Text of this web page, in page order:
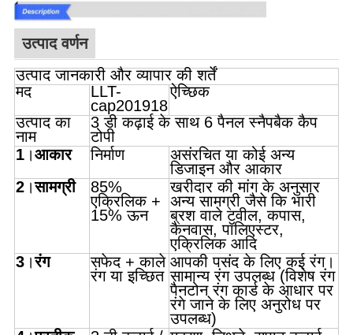
उत्पाद वर्णन
उत्पाद जानकारी और व्यापार की शर्तें
मद
LLT-
cap201918
ऐच्छिक
उत्पाद का
नाम
3 डी कढ़ाई के साथ 6 पैनल स्नैपबैक कैप
टोपी
1।आकार निर्माण
असंरचित या कोई अन्य
डिजाइन और आकार
2।सामग्री
85%
एक्रिलिक +
15% ऊन
खरीदार की मांग के अनुसार
अन्य सामग्री जैसे कि भारी
ब्रश वाले टवील, कपास,
कैनवास, पॉलिएस्टर,
एक्रिलिक आदि
3।रंग
सफेद + काले
रंग या इच्छित
आपकी पसंद के लिए कई रंग।
सामान्य रंग उपलब्ध (विशेष रंग
पैनटोन रंग कार्ड के आधार पर
रंगे जाने के लिए अनुरोध पर
उपलब्ध)